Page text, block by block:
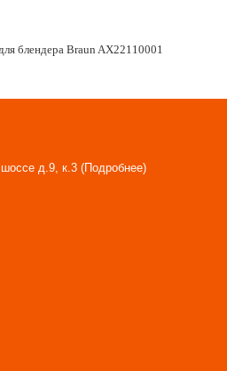
блендера Braun AX22110001
д.9, к.3 (Подробнее)